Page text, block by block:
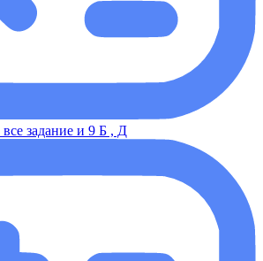
задание и 9 Б , Д